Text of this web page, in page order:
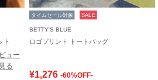
ト
ュー
る
タイムセール対象 SALE
BETTY'S BLUE
ロゴプリント トートバッグ
¥1,276 -60%OFF-